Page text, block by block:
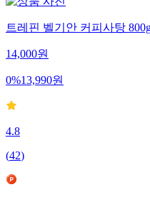
트레핀 벨기안 커피사탕
14,000원
0%13,990원
4.8
(42)